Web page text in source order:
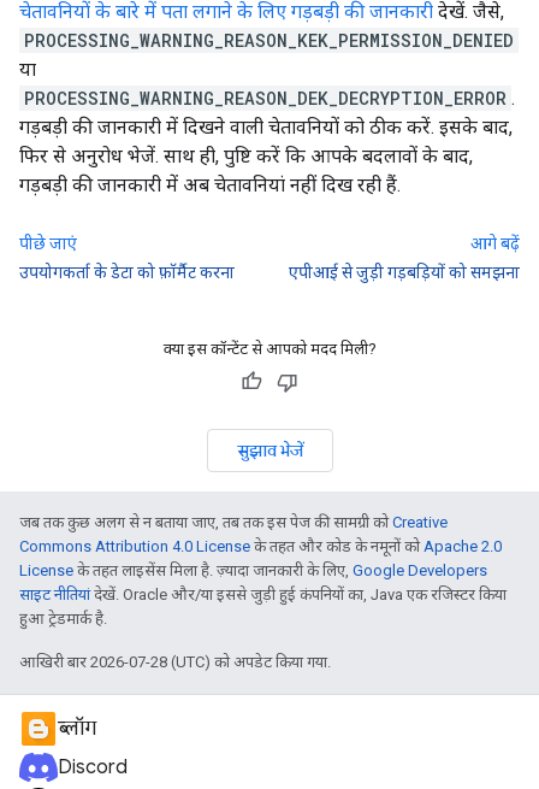
चेतावनियों के बारे में पता लगाने के लिए गड़बड़ी की जानकारी देखें. जैसे,
PROCESSING_WARNING_REASON_KEK_PERMISSION_DENIED
या
PROCESSING_WARNING_REASON_DEK_DECRYPTION_ERROR .
गड़बड़ी की जानकारी में दिखने वाली चेतावनियों को ठीक करें. इसके बाद,
फिर से अनुरोध भेजें. साथ ही, पुष्टि करें कि आपके बदलावों के बाद,
गड़बड़ी की जानकारी में अब चेतावनियां नहीं दिख रही हैं.
पीछे जाएं
उपयोगकर्ता के डेटा को फ़ॉर्मैट करना
आगे बढ़ें
एपीआई से जुड़ी गड़बड़ियों को समझना
क्या इस कॉन्टेंट से आपको मदद मिली?
सुझाव भेजें
जब तक कुछ अलग से न बताया जाए, तब तक इस पेज की सामग्री कोCreative
Commons Attribution 4.0 License के तहत और कोड के नमूनों कोApache 2.0
License के तहत लाइसेंस मिला है. ज़्यादा जानकारी के लिए, Google Developers
साइट नीतियांदेखें. Oracle और/या इससे जुड़ी हुई कंपनियों का, Java एक रजिस्टर किया
हुआ ट्रेडमार्क है.
आखिरी बार 2026-07-28 (UTC) को अपडेट किया गया.
ब्लॉग
Discord